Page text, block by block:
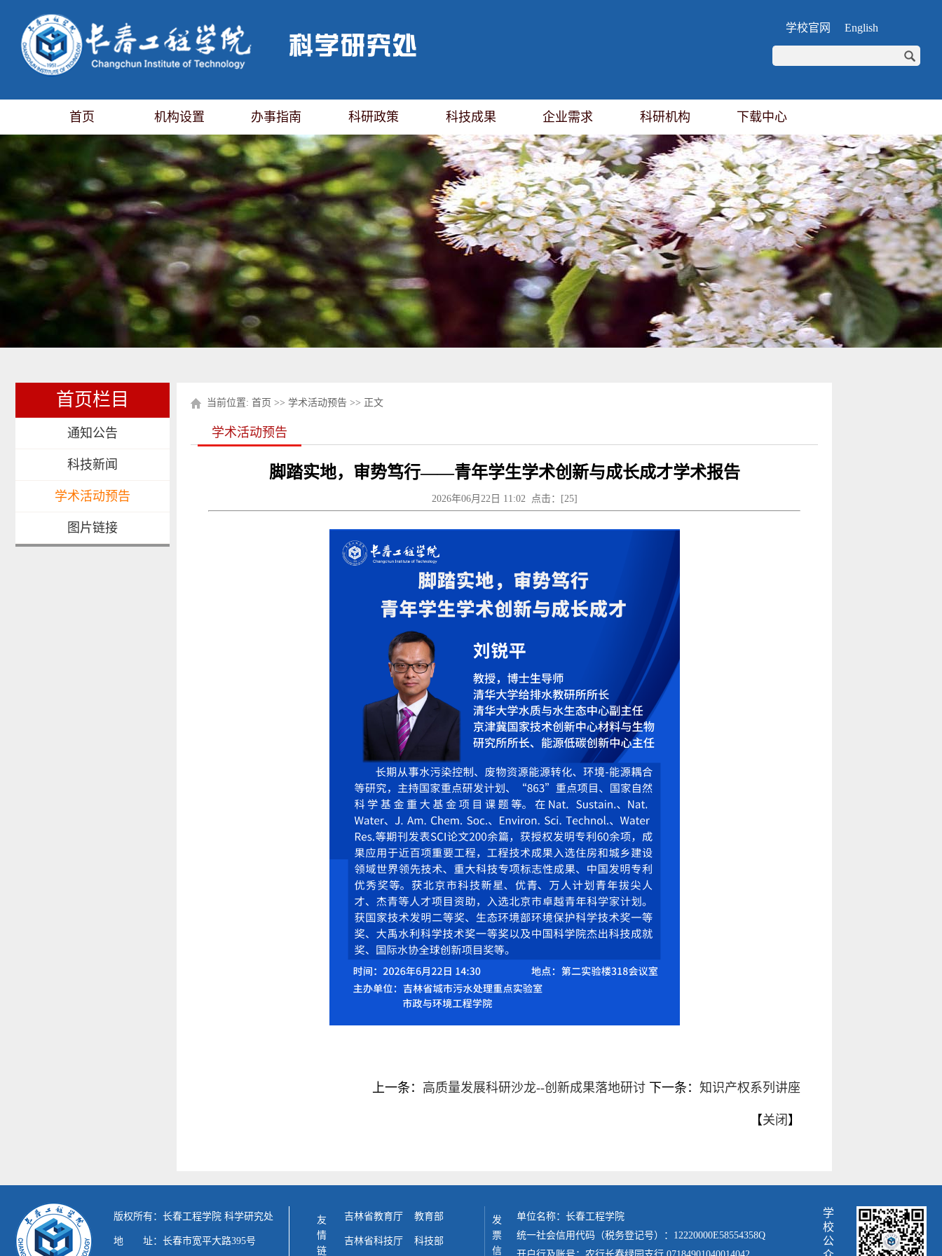
学校官网 English
首页 机构设置 办事指南 科研政策 科技成果 企业需求 科研机构 下载中心
首页栏目
通知公告
科技新闻
学术活动预告
图片链接
当前位置: 首页 >> 学术活动预告 >> 正文
学术活动预告
脚踏实地，审势笃行——青年学生学术创新与成长成才学术报告
2026年06月22日 11:02 点击：[25]
上一条： 高质量发展科研沙龙--创新成果落地研讨 下一条： 知识产权系列讲座
【关闭 】
版权所有：长春工程学院 科学研究处
地 址：长春市宽平大路395号
吉林省教育厅 教育部
吉林省科技厅 科技部
单位名称：长春工程学院
统一社会信用代码（税务登记号）：12220000E58554358Q
学
校
公